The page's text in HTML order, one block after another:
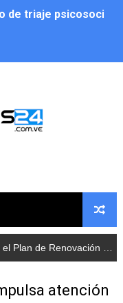
Renovación de
de su Plan Vacacional
2026” recorre las
una jornada
de electrónica
para promover el
de Vocerías Comunitarias
atención